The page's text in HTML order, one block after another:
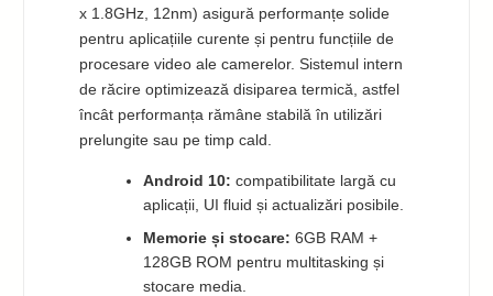
x 1.8GHz, 12nm) asigură performanțe solide
pentru aplicațiile curente și pentru funcțiile de
procesare video ale camerelor. Sistemul intern
de răcire optimizează disiparea termică, astfel
încât performanța rămâne stabilă în utilizări
prelungite sau pe timp cald.
Android 10: compatibilitate largă cu
aplicații, UI fluid și actualizări posibile.
Memorie și stocare: 6GB RAM +
128GB ROM pentru multitasking și
stocare media.